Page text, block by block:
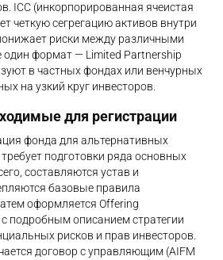
ICC (инкорпорированная ячеистая
четкую сегрегацию активов внутри
риски между различными
один формат — Limited Partnership
в частных фондах или венчурных
на узкий круг инвесторов.
для регистрации
фонда для альтернативных
подготовки ряда основных
составляются устав и
базовые правила
оформляется Offering
подробным описанием стратегии
рисков и прав инвесторов.
договор с управляющим (AIFM